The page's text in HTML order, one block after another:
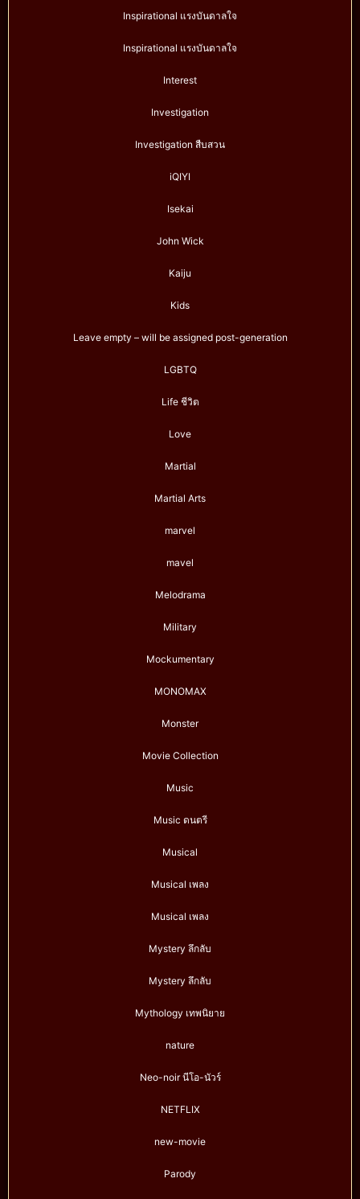
Inspirational แรงบันดาลใจ
Inspirational แรงบันดาลใจ
Interest
Investigation
Investigation สืบสวน
iQIYI
Isekai
John Wick
Kaiju
Kids
Leave empty – will be assigned post-generation
LGBTQ
Life ชีวิต
Love
Martial
Martial Arts
marvel
mavel
Melodrama
Military
Mockumentary
MONOMAX
Monster
Movie Collection
Music
Music ดนตรี
Musical
Musical เพลง
Musical เพลง
Mystery ลึกลับ
Mystery ลึกลับ
Mythology เทพนิยาย
nature
Neo-noir นีโอ-นัวร์
NETFLIX
new-movie
Parody